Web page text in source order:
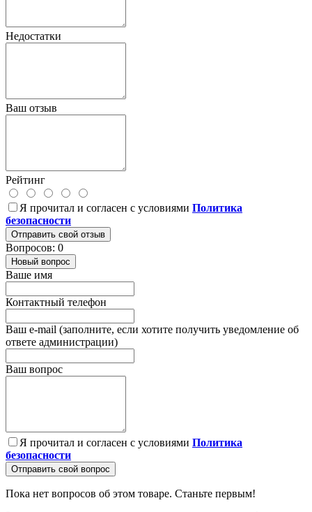
Недостатки
Ваш отзыв
Рейтинг
Я прочитал и согласен с условиями Политика
безопасности
Отправить свой отзыв
Вопросов: 0
Новый вопрос
Ваше имя
Контактный телефон
Ваш e-mail (заполните, если хотите получить уведомление об
ответе администрации)
Ваш вопрос
Я прочитал и согласен с условиями Политика
безопасности
Отправить свой вопрос
Пока нет вопросов об этом товаре. Станьте первым!